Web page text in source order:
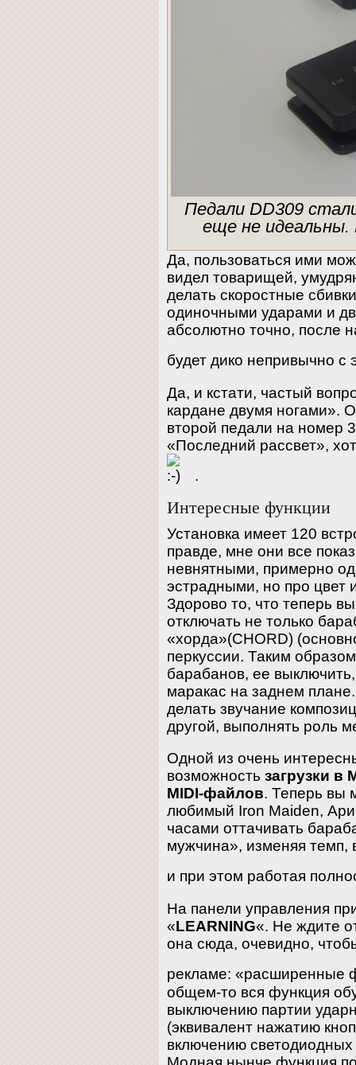
Педали DD309
еще не идеальны.
Да, пользоваться ими
видел товарищей,
делать скоростные
одиночными ударами и
абсолютно точно, после
будет дико непривычно
Да, и кстати, частый
кардане двумя ногами».
второй педали на номер
«Последний рассвет»,
.
Интересные функции
Установка имеет 120
правде, мне они все
невнятными, примерно
эстрадными, но про цвет
Здорово то, что теперь
отключать не только
«хорда»(CHORD)
перкуссии. Таким
барабанов, ее
маракас на заднем
делать звучание
другой, выполнять роль
Одной из очень
возможность загрузки в
MIDI-файлов. Теперь вы
любимый Iron Maiden,
часами оттачивать
мужчина», изменяя темп,
и при этом работая
На панели управления
«LEARNING«. Не ждите
она сюда, очевидно,
рекламе: «расширенные
общем-то вся функция
выключению партии
(эквивалент нажатию
включению